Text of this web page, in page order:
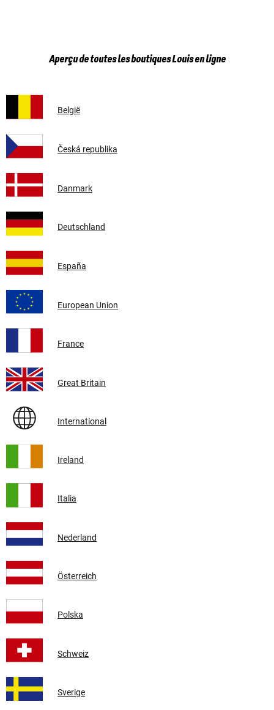
Aperçu de toutes les boutiques Louis en ligne
België
Česká republika
Danmark
Deutschland
España
European Union
France
Great Britain
International
Ireland
Italia
Nederland
Österreich
Polska
Schweiz
Sverige